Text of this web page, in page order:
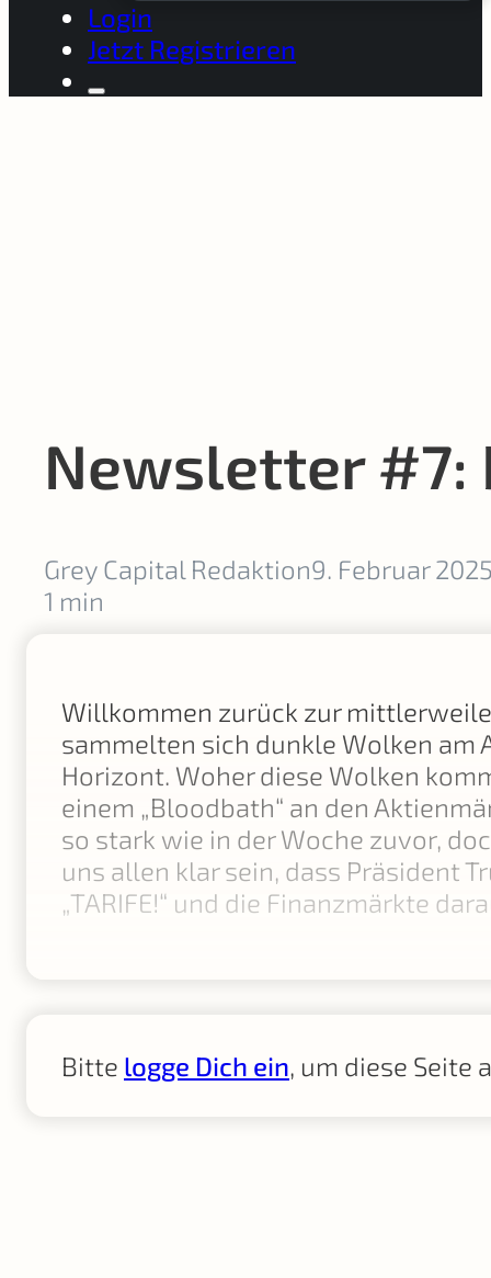
Login
Jetzt Registrieren
Newsletter #7:
Grey Capital Redaktion9. Februar
1 min
Willkommen zurück zur
sammelten sich dunkle Wolken am
Horizont. Woher diese Wolken
einem „Bloodbath“ an den
so stark wie in der Woche zuvor,
uns allen klar sein, dass Präsident
„TARIFE!“ und die Finanzmärkte
Bitte logge Dich ein, um diese Seite